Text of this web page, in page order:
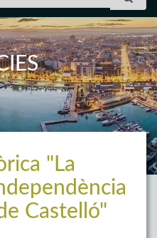
"La
Castelló"